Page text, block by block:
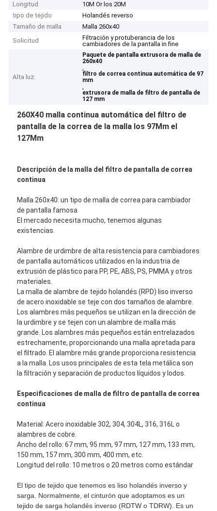
Longitud
10M Or los 20M
tipo de tejido
Holandés reverso
Tamaño de malla
Malla 260x40
Solicitud
Filtración y protuberancia de los
cambiadores de la pantalla in fine
Alta luz:
Paquete de pantalla extrusora de malla de
260x40
,
filtro de correa continua automática de 97
mm
,
extrusora de malla de filtro de pantalla de
127 mm
260X40 malla continua automática del filtro de
pantalla de la correa de la malla los 97Mm el
127Mm
Descripción de la malla del filtro de pantalla de correa
continua
Malla 260x40: un tipo de malla de correa para cambiador
de pantalla famosa
El mercado necesita mucho, tenemos algunas
existencias.
Alambre de urdimbre de alta resistencia para cambiadores
de pantalla automáticos utilizados en la industria de
extrusión de plástico para PP, PE, ABS, PS, PMMA y otros
materiales.
La malla de alambre de tejido holandés (RPD) liso inverso
de acero inoxidable se teje con dos tamaños de alambre.
Los alambres más pequeños se utilizan en la dirección de
la urdimbre y se tejen con un alambre de malla más
grande. Los alambres más pequeños están entrelazados
estrechamente, proporcionando una malla apretada para
el filtrado. El alambre más grande proporciona resistencia
a la malla. Los usos principales de esta tela metálica son
la filtración y separación de productos líquidos y lodos.
Especificaciones de malla de filtro de pantalla de correa
continua
Material: Acero inoxidable 302, 304, 304L, 316, 316L o
alambres de cobre.
Ancho del rollo: 67 mm, 95 mm, 97 mm, 127 mm, 133 mm,
150 mm, 157 mm, 300 mm, 400 mm, etc.
Longitud del rollo: 10 metros o 20 metros como estándar
El tipo de tejido que tenemos es liso holandés inverso y
sarga. Normalmente, el cinturón que adoptamos es un
tejido de sarga holandés inverso (RDTW o TDRW). Es un